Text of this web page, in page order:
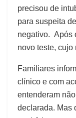
precisou de
para suspeita
negativo. Após
novo teste, cujo
Familiares
clínico e com
entenderam
declarada. Mas